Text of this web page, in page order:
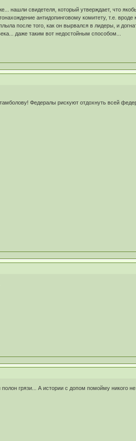
нашли свидетеля, который утверждает, что
антидопинговому комитету, т.е.
после того, как он вырвался в лидеры, и
даже таким вот недостойным способом...
Федералы рискуют отдохнуть всей
грязи... А истории с допом помойму никого